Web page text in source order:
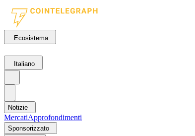
Ecosistema
Italiano
Notizie
MercatiApprofondimenti
Sponsorizzato